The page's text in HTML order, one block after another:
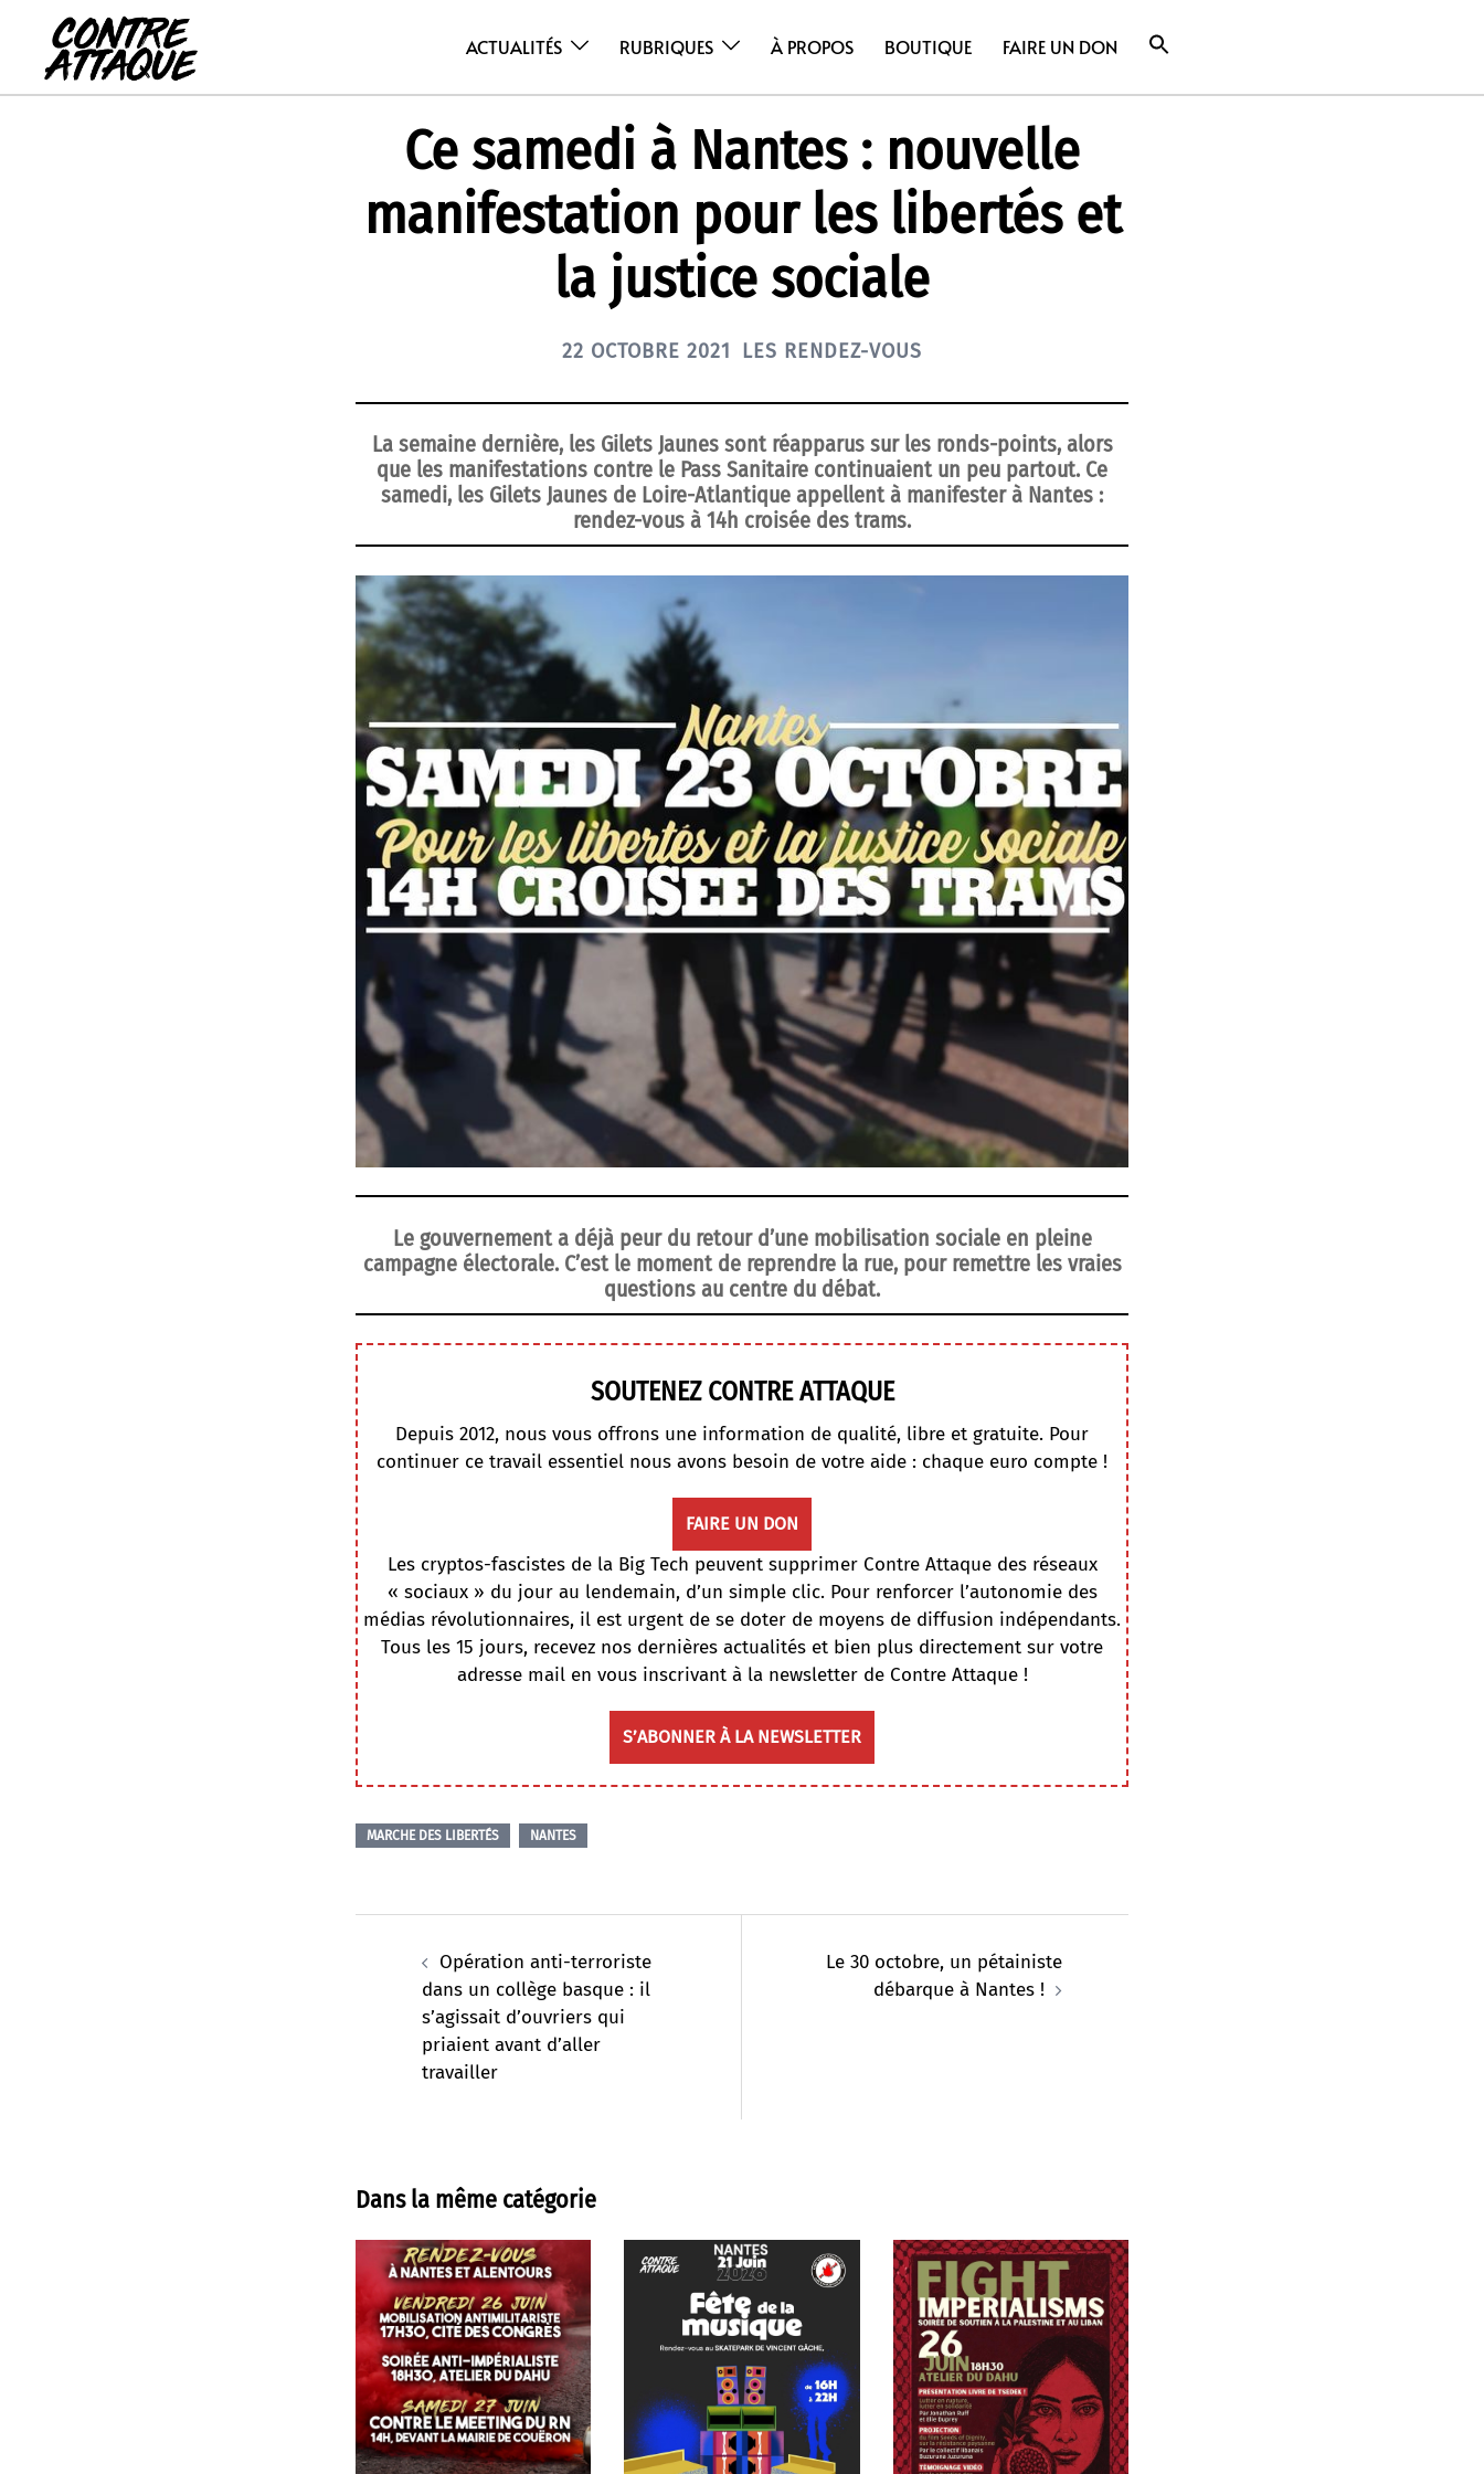
contenu
ACTUALITÉS RUBRIQUES À PROPOS BOUTIQUE FAIRE UN DON
Ce samedi à Nantes : nouvelle
manifestation pour les libertés et
la justice sociale
22 OCTOBRE 2021 LES RENDEZ-VOUS
La semaine dernière, les Gilets Jaunes sont réapparus sur les ronds-points, alors
que les manifestations contre le Pass Sanitaire continuaient un peu partout. Ce
samedi, les Gilets Jaunes de Loire-Atlantique appellent à manifester à Nantes :
rendez-vous à 14h croisée des trams.
Le gouvernement a déjà peur du retour d’une mobilisation sociale en pleine
campagne électorale. C’est le moment de reprendre la rue, pour remettre les vraies
questions au centre du débat.
SOUTENEZ CONTRE ATTAQUE
Depuis 2012, nous vous offrons une information de qualité, libre et gratuite. Pour
continuer ce travail essentiel nous avons besoin de votre aide : chaque euro compte !
FAIRE UN DON
Les cryptos-fascistes de la Big Tech peuvent supprimer Contre Attaque des réseaux
« sociaux » du jour au lendemain, d’un simple clic. Pour renforcer l’autonomie des
médias révolutionnaires, il est urgent de se doter de moyens de diffusion indépendants.
Tous les 15 jours, recevez nos dernières actualités et bien plus directement sur votre
adresse mail en vous inscrivant à la newsletter de Contre Attaque !
S’ABONNER À LA NEWSLETTER
MARCHE DES LIBERTÉS NANTES
d’articleOpération anti-terroriste
dans un collège basque : il
s’agissait d’ouvriers qui
priaient avant d’aller
travailler
Le 30 octobre, un pétainiste
débarque à Nantes !
Dans la même catégorie